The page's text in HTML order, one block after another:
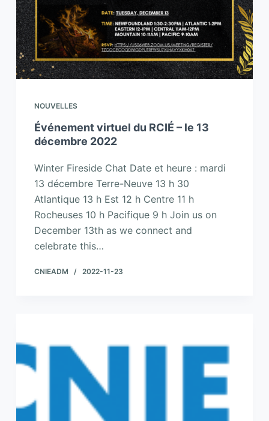
NOUVELLES
Événement virtuel du RCIÉ – le 13
décembre 2022
Winter Fireside Chat Date et heure : mardi
13 décembre Terre-Neuve 13 h 30
Atlantique 13 h Est 12 h Centre 11 h
Rocheuses 10 h Pacifique 9 h Join us on
December 13th as we connect and
celebrate this…
CNIEADM 2022-11-23